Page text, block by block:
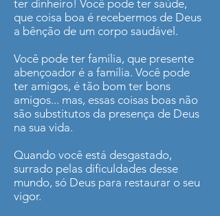
ter dinheiro! Você pode ter saúde,
que coisa boa é recebermos de Deus
a bênção de um corpo saudável.
Você pode ter família, que presente
abençoador é a família. Você pode
ter amigos, é tão bom ter bons
amigos... mas, essas coisas boas não
são substitutos da presença de Deus
na sua vida.
Quando você está desgastado,
surrado pelas dificuldades desse
mundo, só Deus para restaurar o seu
vigor.